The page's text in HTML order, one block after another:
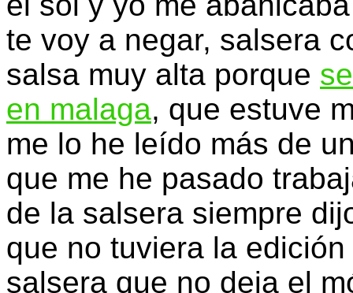
te voy a negar, salsera
salsa muy alta porque
en malaga, que estuve
me lo he leído más de
que me he pasado
de la salsera siempre
que no tuviera la
salsera que no deja el